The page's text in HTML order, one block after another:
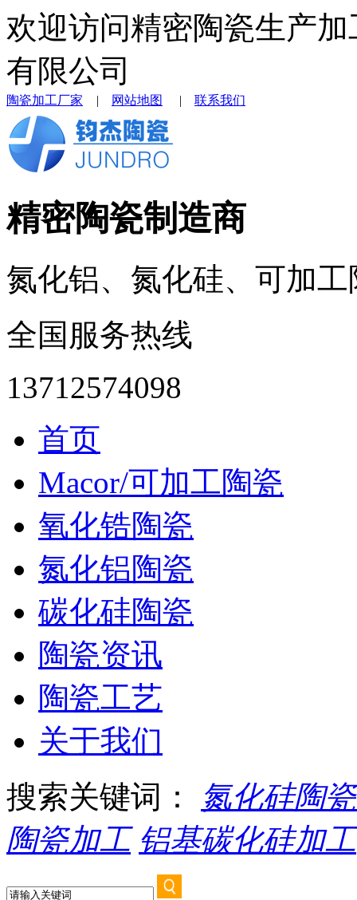
欢迎访问精密陶瓷生产
有限公司
陶瓷加工厂家 | 网站地图 | 联系我们
精密陶瓷制造商
氮化铝、氮化硅、可加
全国服务热线
13712574098
首页
Macor/可加工陶瓷
氧化锆陶瓷
氮化铝陶瓷
碳化硅陶瓷
陶瓷资讯
陶瓷工艺
关于我们
搜索关键词：
氮化硅陶
陶瓷加工 铝基碳化硅加工